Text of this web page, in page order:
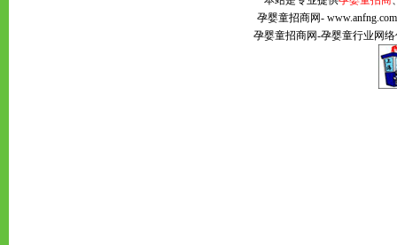
孕婴童招商网-
孕婴童招商网-孕婴童行业网